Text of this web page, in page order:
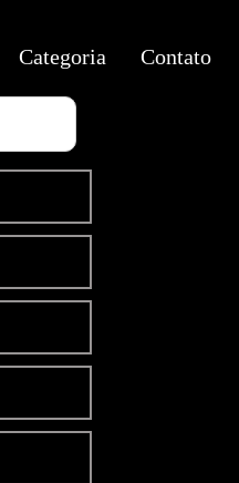
Categoria Contato